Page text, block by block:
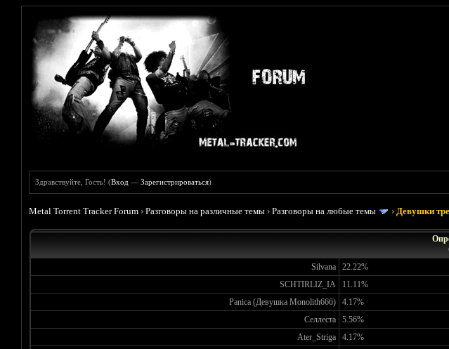
Здравствуйте, Гость! (Вход —Зарегистрироваться)
Metal Torrent Tracker Forum ›Разговоры на различные темы ›Разговоры на любые темы ›Девушки
Silvana 22.22%
SCHTIRLIZ_IA
11.11%
Panica (Девушка Monolith666)
4.17%
Селлеста
5.56%
Ater_Striga
4.17%